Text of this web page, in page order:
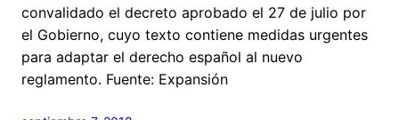
convalidado el decreto aprobado el 27 de julio por
el Gobierno, cuyo texto contiene medidas urgentes
para adaptar el derecho español al nuevo
reglamento. Fuente: Expansión